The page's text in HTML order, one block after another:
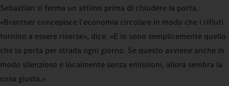
Sebastian si ferma un attimo prima di chiudere la porta.
«Brantner concepisce l'economia circolare in modo che i rifiuti
tornino a essere risorse», dice. «E io sono semplicemente quello
che lo porta per strada ogni giorno. Se questo avviene anche in
modo silenzioso e localmente senza emissioni, allora sembra la
cosa giusta.»